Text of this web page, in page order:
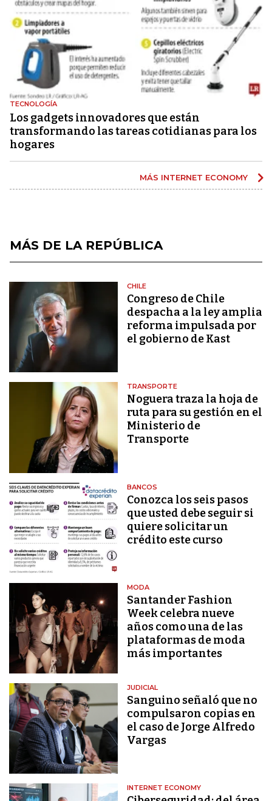
TECNOLOGÍA
Los gadgets innovadores que están
transformando las tareas cotidianas para los
hogares
MÁS INTERNET ECONOMY
MÁS DE LA REPÚBLICA
CHILE
Congreso de Chile
despacha a la ley amplia
reforma impulsada por
el gobierno de Kast
TRANSPORTE
Noguera traza la hoja de
ruta para su gestión en el
Ministerio de
Transporte
BANCOS
Conozca los seis pasos
que usted debe seguir si
quiere solicitar un
crédito este curso
MODA
Santander Fashion
Week celebra nueve
años como una de las
plataformas de moda
más importantes
JUDICIAL
Sanguino señaló que no
compulsaron copias en
el caso de Jorge Alfredo
Vargas
INTERNET ECONOMY